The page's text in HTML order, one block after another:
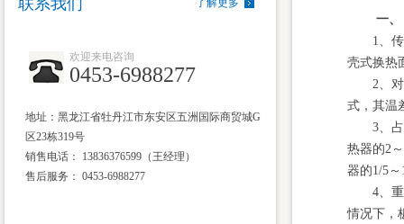
联系我们 了解更多
欢迎来电咨询
0453-6988277
地址：黑龙江省牡丹江市东安区五洲国际商贸城G
区23栋319号
销售电话： 13836376599（王经理）
售后服务： 0453-6988277
一、
1、
壳式换热
2、
式，其温
3、
热器的2～
器的1/5～
4、
情况下，